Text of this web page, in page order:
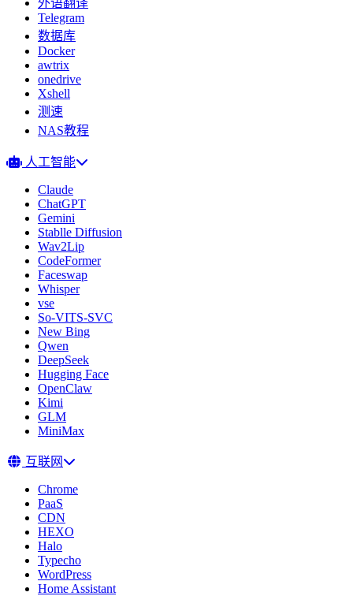
外语翻译
Telegram
数据库
Docker
awtrix
onedrive
Xshell
测速
NAS教程
人工智能
Claude
ChatGPT
Gemini
Stablle Diffusion
Wav2Lip
CodeFormer
Faceswap
Whisper
vse
So-VITS-SVC
New Bing
Qwen
DeepSeek
Hugging Face
OpenClaw
Kimi
GLM
MiniMax
互联网
Chrome
PaaS
CDN
HEXO
Halo
Typecho
WordPress
Home Assistant